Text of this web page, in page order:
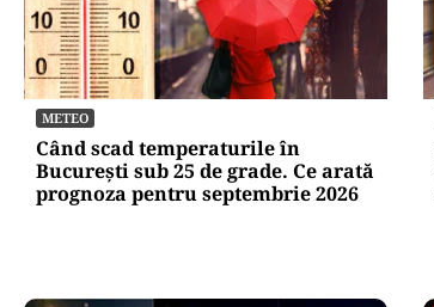
METEO
Când scad temperaturile în
București sub 25 de grade. Ce arată
prognoza pentru septembrie 2026